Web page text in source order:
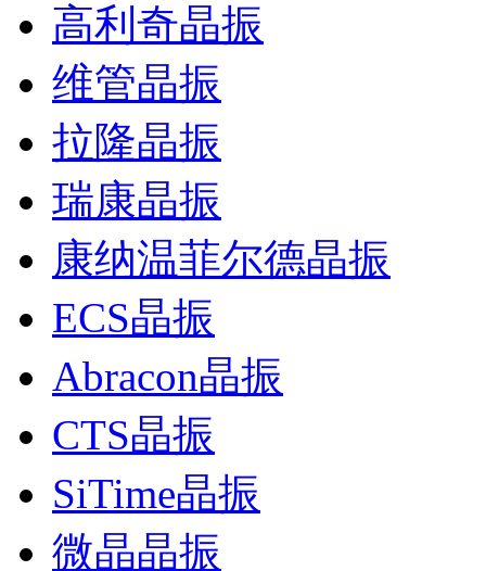
高利奇晶振
维管晶振
拉隆晶振
瑞康晶振
康纳温菲尔德晶振
ECS晶振
Abracon晶振
CTS晶振
SiTime晶振
微晶晶振